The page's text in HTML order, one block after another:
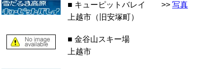
■ キューピットバレイ >> 写真
上越市（旧安塚町）
■ 金谷山スキー場
上越市